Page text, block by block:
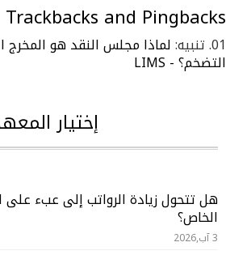
Trackbacks and Pingbacks
تنبيه:لماذا مجلس النقد هو المخرج
التضخم؟ - LIMS
إختيار
هل تتحول زيادة الرواتب إلى عبء على
الخاص؟
3 آب,2026